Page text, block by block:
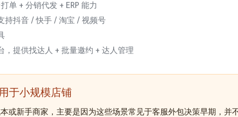
单 + 分销代发 + ERP 能力
持抖音 / 快手 / 淘宝 / 视频号
，提供找达人 + 批量邀约 + 达人管理
于小规模店铺
或新手商家，主要是因为这些场景常见于客服外包决策早期，并